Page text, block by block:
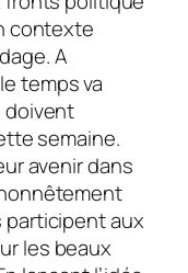
contexte
A
temps va
doivent
semaine.
avenir dans
participent aux
les beaux